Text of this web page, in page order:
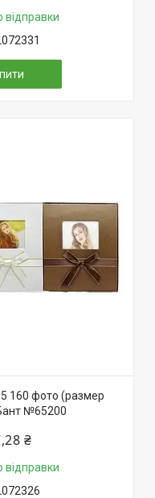
відправки
160 фото (размер
№65200
₴
відправки